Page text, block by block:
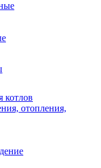
котлов
отопления,